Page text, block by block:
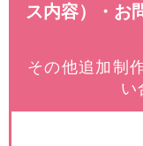
ス内容）・お
その他追加制
い